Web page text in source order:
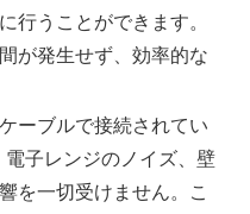
行うことができます。
が発生せず、効率的な
ーブルで接続されてい
子レンジのノイズ、壁
を一切受けません。こ